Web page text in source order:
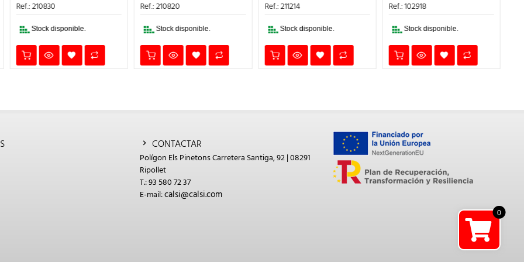
Ref.: 210830
Stock disponible.
Ref.: 210820
Stock disponible.
Ref.: 211214
Stock disponible.
Ref.: 102918
Stock disponible.
CONTACTAR
Polígon Els Pinetons Carretera Santiga, 92 | 08291
Ripollet
T.: 93 580 72 37
E-mail:calsi@calsi.com
0